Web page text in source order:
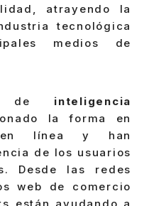
atrayendo la
tecnológica
medios de
de inteligencia
la forma en
en línea y han
de los usuarios
Desde las redes
web de comercio